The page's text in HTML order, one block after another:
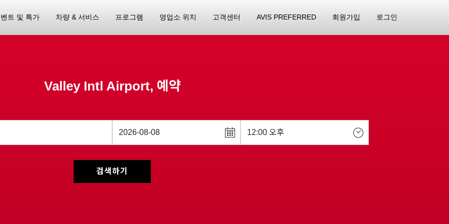
트 및 특가 차량 & 서비스 프로그램 영업소 위치 고객센터 AVIS PREFERRED 회원가입 로그인
Valley Intl Airport, 예약
검색하기